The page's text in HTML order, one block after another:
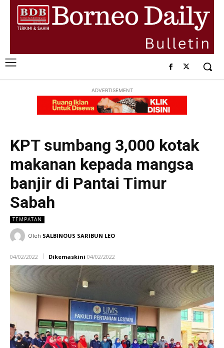
ADVERTISEMENT
KPT sumbang 3,000 kotak
makanan kepada mangsa
banjir di Pantai Timur
Sabah
TEMPATAN
Oleh SALBINOUS SARIBUN LEO
04/02/2022 Dikemaskini 04/02/2022